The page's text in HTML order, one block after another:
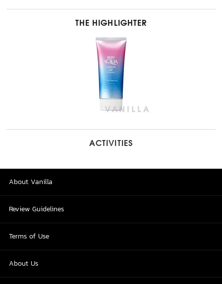
THE HIGHLIGHTER
ACTIVITIES
About Vanilla
Review Guidelines
Terms of Use
About Us